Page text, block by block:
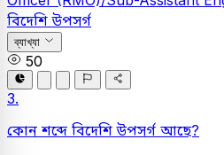
বিদেশি উপসর্গ
ব্যাখ্যা
50
3.
কোন শব্দে বিদেশি উপসর্গ আছে?